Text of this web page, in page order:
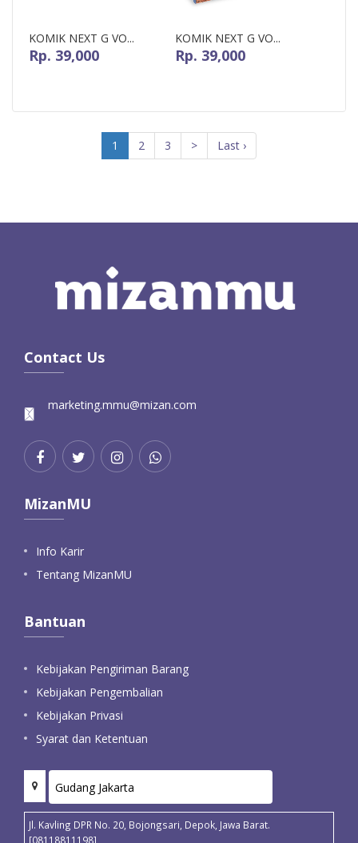
KOMIK NEXT G VO...
Rp. 39,000
KOMIK NEXT G VO...
Rp. 39,000
1 2 3 > Last ›
Contact Us
marketing.mmu@mizan.com
MizanMU
Info Karir
Tentang MizanMU
Bantuan
Kebijakan Pengiriman Barang
Kebijakan Pengembalian
Kebijakan Privasi
Syarat dan Ketentuan
Jl. Kavling DPR No. 20, Bojongsari, Depok, Jawa Barat.
[08118811198]